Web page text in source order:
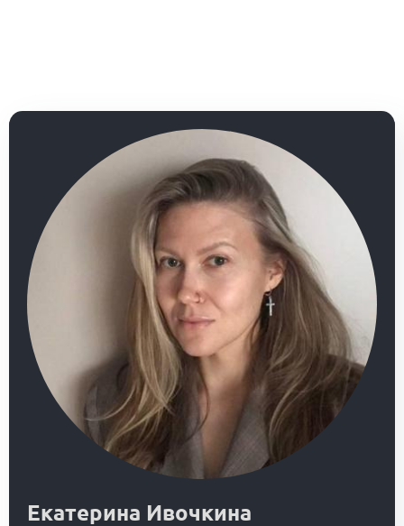
Екатерина Ивочкина